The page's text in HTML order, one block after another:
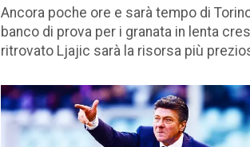
Ancora poche ore e sarà tempo di
banco di prova per i granata in lenta
ritrovato Ljajic sarà la risorsa più